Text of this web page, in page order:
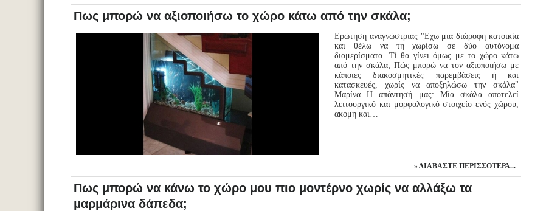
Πως μπορώ να αξιοποιήσω το χώρο κάτω από την σκάλα;
Ερώτηση αναγνώστριας "Εχω μια διώροφη κατοικία
και θέλω να τη χωρίσω σε δύο αυτόνομα
διαμερίσματα. Τί θα γίνει όμως με το χώρο κάτω
από την σκάλα; Πώς μπορώ να τον αξιοποιήσω με
κάποιες διακοσμητικές παρεμβάσεις ή και
κατασκευές, χωρίς να αποξηλώσω την σκάλα"
Μαρίνα Η απάντησή μας: Μία σκάλα αποτελεί
λειτουργικό και μορφολογικό στοιχείο ενός χώρου,
ακόμη και…
ΔΙΑΒΆΣΤΕ ΠΕΡΙΣΣΌΤΕΡΑ...
Πως μπορώ να κάνω το χώρο μου πιο μοντέρνο χωρίς να αλλάξω τα
μαρμάρινα δάπεδα;